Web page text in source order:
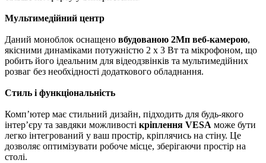
Мультимедійний центр
Даний моноблок оснащено вбудованою 2Мп веб-камерою,
якісними динаміками потужністю 2 x 3 Вт та мікрофоном, що
робить його ідеальним для відеодзвінків та мультимедійних
розваг без необхідності додаткового обладнання.
Стиль і функціональність
Комп’ютер має стильний дизайн, підходить для будь-якого
інтер’єру та завдяки можливості кріплення VESA може бути
легко інтегрований у ваш простір, кріплячись на стіну. Це
дозволяє оптимізувати робоче місце, зберігаючи простір на
столі.